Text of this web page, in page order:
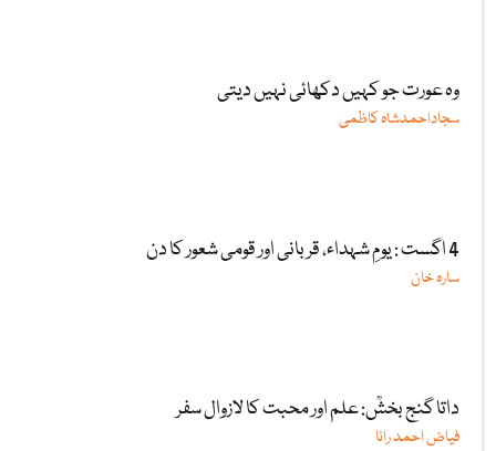
وہ عورت جو کہیں دکھائی نہیں دیتی
سجاداحمدشاہ کاظمی
4 اگست : یومِ شہداء، قربانی اور قومی شعور کا دن
سارہ خان
داتا گنج بخشؒ: علم اور محبت کا لازوال سفر
فیاض احمد رانا